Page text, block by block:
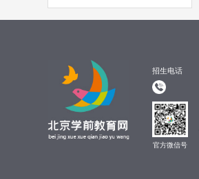
招生电话
官方微信号